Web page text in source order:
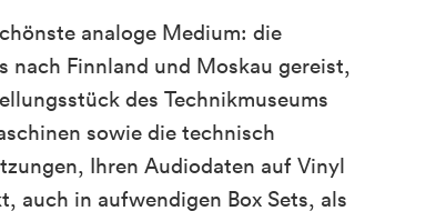
analoge Medium: die
nach Finnland und Moskau gereist,
des Technikmuseums
sowie die technisch
Ihren Audiodaten auf Vinyl
auch in aufwendigen Box Sets, als